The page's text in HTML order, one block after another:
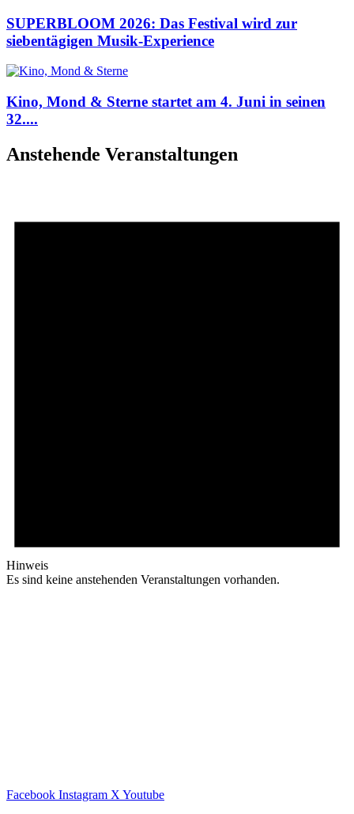
SUPERBLOOM 2026: Das Festival wird zur
siebentägigen Musik-Experience
Kino, Mond & Sterne startet am 4. Juni in seinen
32....
Anstehende Veranstaltungen
Hinweis
Es sind keine anstehenden Veranstaltungen vorhanden.
Facebook Instagram X Youtube